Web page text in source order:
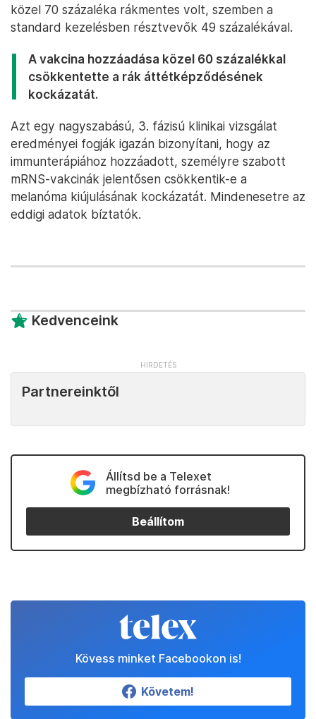
közel 70 százaléka rákmentes volt, szemben a
standard kezelésben résztvevők 49 százalékával.
A vakcina hozzáadása közel 60 százalékkal
csökkentette a rák áttétképződésének
kockázatát.
Azt egy nagyszabású, 3. fázisú klinikai vizsgálat
eredményei fogják igazán bizonyítani, hogy az
immunterápiához hozzáadott, személyre szabott
mRNS-vakcinák jelentősen csökkentik-e a
melanóma kiújulásának kockázatát. Mindenesetre az
eddigi adatok bíztatók.
Kedvenceink
Partnereinktől
Állítsd be a Telexet
megbízható forrásnak!
Beállítom
Kövess minket Facebookon is!
Követem!